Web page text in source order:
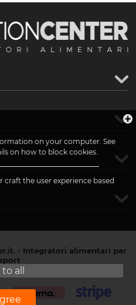
- Integratori alimentari per
on your computer. See
on how to block cookies.
the user experience based
all